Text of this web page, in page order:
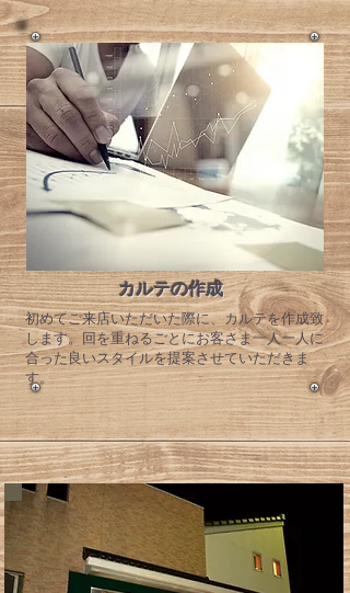
​ カルテの作成
​初めてご来店いただいた際に、カルテを作成致
します。回を重ねるごとにお客さま一人一人に
合った良いスタイルを提案させていただきま
す。